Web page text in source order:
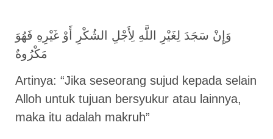
وَإِنْ سَجَدَ لِغَيْرِ اللَّهِ لِأَجْلِ الشُكْرِ أَوْ غَيْرِهِ فَهُوَ
مَكْرُوهٌ
Artinya: “Jika seseorang sujud kepada selain
Alloh untuk tujuan bersyukur atau lainnya,
maka itu adalah makruh”